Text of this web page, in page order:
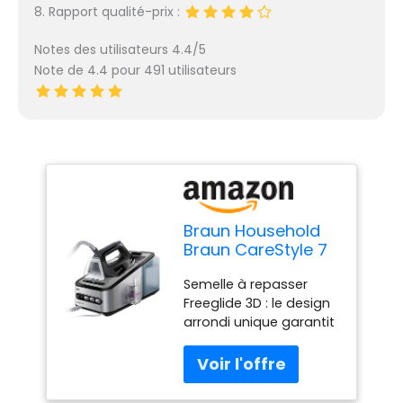
8. Rapport qualité-prix :
Notes des utilisateurs 4.4/5
Note de 4.4 pour 491 utilisateurs
Braun Household
Braun CareStyle 7
is 7156 Pro Centrale
Vapeur, 2400 W,
Noir
Semelle à repasser
Freeglide 3D : le design
arrondi unique garantit
chaque obstacle,
même en arrière. Ainsi,
vous ne resterez plus